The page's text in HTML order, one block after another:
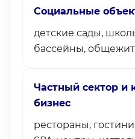
Социальные
детские сады,
бассейны,
Частный сектор и
бизнес
рестораны,